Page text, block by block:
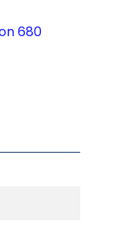
680